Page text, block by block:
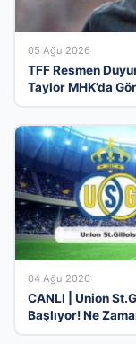
05 Ağu 2026
TFF Resmen
Taylor MHK’da
04 Ağu 2026
CANLI | Union
Başlıyor! Ne